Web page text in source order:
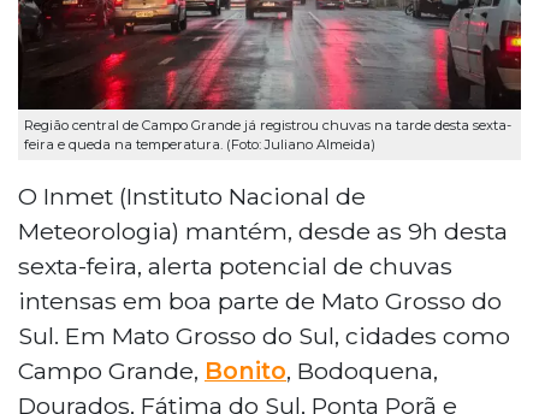
Região central de Campo Grande já registrou chuvas na tarde desta sexta-
feira e queda na temperatura. (Foto: Juliano Almeida)
O Inmet (Instituto Nacional de
Meteorologia) mantém, desde as 9h desta
sexta-feira, alerta potencial de chuvas
intensas em boa parte de Mato Grosso do
Sul. Em Mato Grosso do Sul, cidades como
Campo Grande, Bonito, Bodoquena,
Dourados, Fátima do Sul, Ponta Porã e